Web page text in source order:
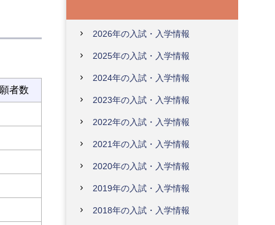
者数
2026年の入試・入学情報
2025年の入試・入学情報
2024年の入試・入学情報
2023年の入試・入学情報
2022年の入試・入学情報
2021年の入試・入学情報
2020年の入試・入学情報
2019年の入試・入学情報
2018年の入試・入学情報